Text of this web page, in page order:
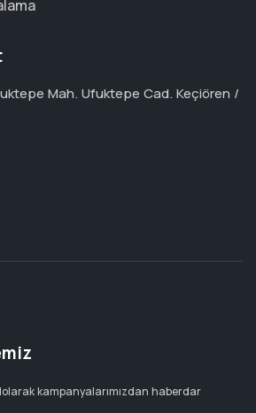
Mah. Ufuktepe Cad. Keçiören /
kampanyalarımızdan haberdar